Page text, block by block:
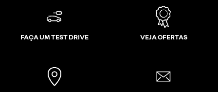
FAÇA UM TEST DRIVE VEJA OFERTAS